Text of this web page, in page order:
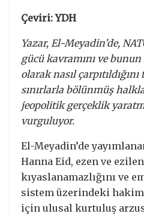
Çeviri: YDH
Yazar, El-Meyadin’de,
gücü kavramını ve
olarak nasıl
sınırlarla bölünmüş
jeopolitik gerçeklik
vurguluyor.
El-Meyadin’de
Hanna Eid, ezen ve
kıyaslanamazlığını ve
sistem üzerindeki
için ulusal kurtuluş